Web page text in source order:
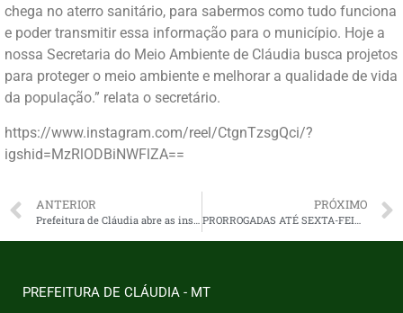
chega no aterro sanitário, para sabermos como tudo funciona
e poder transmitir essa informação para o município. Hoje a
nossa Secretaria do Meio Ambiente de Cláudia busca projetos
para proteger o meio ambiente e melhorar a qualidade de vida
da população.” relata o secretário.
https://www.instagram.com/reel/CtgnTzsgQci/?
igshid=MzRlODBiNWFlZA==
ANTERIOR
Prefeitura de Cláudia abre as inscrições para o 11° FESTCLÁUDIA
PRÓXIMO
PRORROGADAS ATÉ SEXTA-FEIRA (23/06) AS INSCRIÇÕES DO 11° FESTCLÁUDIA
PREFEITURA DE CLÁUDIA - MT